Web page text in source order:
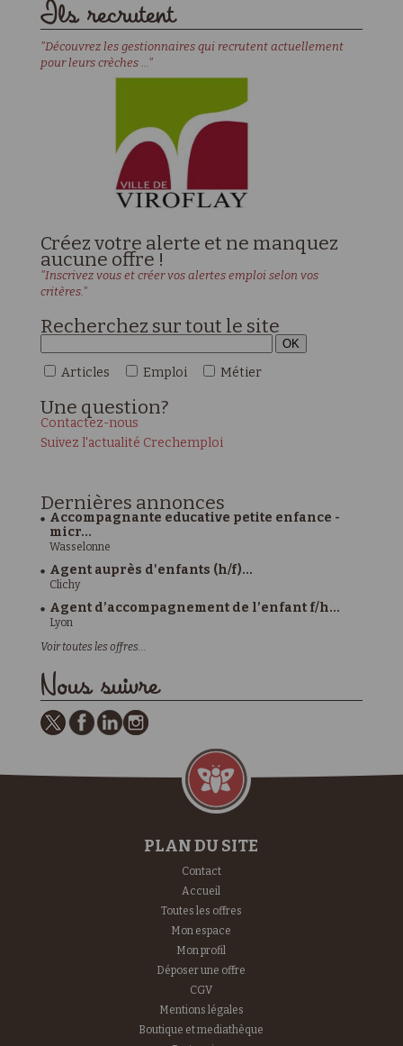
Ils recrutent
"Découvrez les gestionnaires qui recrutent actuellement
pour leurs crèches ..."
Créez votre alerte et ne manquez
aucune offre !
"Inscrivez vous et créer vos alertes emploi selon vos
critères."
Recherchez sur tout le site
Articles Emploi Métier
Une question?
Contactez-nous
Suivez l'actualité Crechemploi
Dernières annonces
Accompagnante educative petite enfance -
micr...
Wasselonne
Agent auprès d'enfants (h/f)...
Clichy
Agent d’accompagnement de l’enfant f/h...
Lyon
Voir toutes les offres...
Nous suivre
PLAN DU SITE
Contact
Accueil
Toutes les offres
Mon espace
Mon profil
Déposer une offre
CGV
Mentions légales
Boutique et mediathèque